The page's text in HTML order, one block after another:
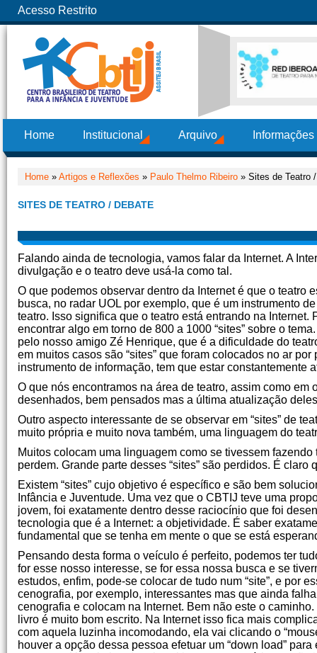
Acesso Restrito
Home Institucional Arquivo
Home » Artigos e Reflexões » Paulo Thelmo Ribeiro » Sites de Teatro
SITES DE TEATRO / DEBATE
Falando ainda de tecnologia, vamos falar da Internet. A
divulgação e o teatro deve usá-la como tal.
O que podemos observar dentro da Internet é que o
busca, no radar UOL por exemplo, que é um instrumento
teatro. Isso significa que o teatro está entrando na
encontrar algo em torno de 800 a 1000 “sites” sobre o
pelo nosso amigo Zé Henrique, que é a dificuldade do
em muitos casos são “sites” que foram colocados no ar
instrumento de informação, tem que estar constantemente
O que nós encontramos na área de teatro, assim como em
desenhados, bem pensados mas a última atualização
Outro aspecto interessante de se observar em “sites” de
muito própria e muito nova também, uma linguagem do
Muitos colocam uma linguagem como se tivessem
perdem. Grande parte desses “sites” são perdidos. É claro
Existem “sites” cujo objetivo é específico e são bem
Infância e Juventude. Uma vez que o CBTIJ teve uma
jovem, foi exatamente dentro desse raciocínio que foi
tecnologia que é a Internet: a objetividade. É saber
fundamental que se tenha em mente o que se está
Pensando desta forma o veículo é perfeito, podemos ter
for esse nosso interesse, se for essa nossa busca e se
estudos, enfim, pode-se colocar de tudo num “site”, e por
cenografia, por exemplo, interessantes mas que ainda
cenografia e colocam na Internet. Bem não este o
livro é muito bom escrito. Na Internet isso fica mais
com aquela luzinha incomodando, ela vai clicando o
houver a opção dessa pessoa efetuar um “down load”